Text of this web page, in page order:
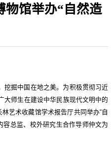
馆举办“自然造
挖掘中国在地之美。为积极贯彻习近
大师生在建设中华民族现代文明中的
艺术收藏馆学术报告厅共同举办“自
容总监、校外研究生合作导师仲文为